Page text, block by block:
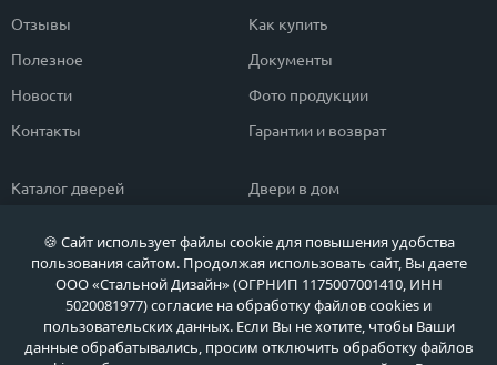
Отзывы
Полезное
Новости
Контакты
Как купить
Документы
Фото продукции
Гарантии и возврат
Каталог дверей
Популярные двери
Быстрый подбор двери
Двери класса ЭКОНОМ
Двери в дом
Двери в квартиру
Тамбурные двери
Противопожарные двери
🍪 Сайт использует файлы cookie для повышения удобства
пользования сайтом. Продолжая использовать сайт, Вы даете
ООО «Стальной Дизайн» (ОГРНИП 1175007001410, ИНН
5020081977) согласие на обработку файлов cookies и
пользовательских данных. Если Вы не хотите, чтобы Ваши
данные обрабатывались, просим отключить обработку файлов